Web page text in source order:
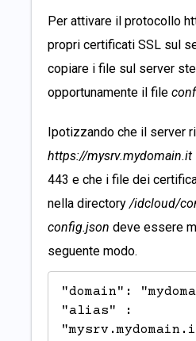
Per attivare il protocollo
propri certificati SSL sul
copiare i file sul server
opportunamente il file
Ipotizzando che il server
https://mysrv.mydomain.it
443 e che i file dei
nella directory/idcloud/
config.json deve essere
seguente modo.
"domain":
"alias" :